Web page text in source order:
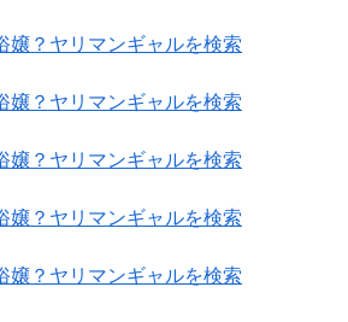
嬢？ヤリマンギャルを検索
嬢？ヤリマンギャルを検索
嬢？ヤリマンギャルを検索
嬢？ヤリマンギャルを検索
嬢？ヤリマンギャルを検索